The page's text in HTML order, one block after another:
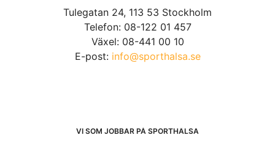
Tulegatan 24, 113 53 Stockholm
Telefon: 08-122 01 457
Växel: 08-441 00 10
E-post: info@sporthalsa.se
VI SOM JOBBAR PÅ SPORTHÄLSA